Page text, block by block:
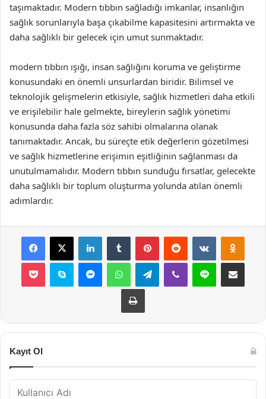
taşımaktadır. Modern tıbbın sağladığı imkanlar, insanlığın
sağlık sorunlarıyla başa çıkabilme kapasitesini artırmakta ve
daha sağlıklı bir gelecek için umut sunmaktadır.
modern tıbbın ışığı, insan sağlığını koruma ve geliştirme
konusundaki en önemli unsurlardan biridir. Bilimsel ve
teknolojik gelişmelerin etkisiyle, sağlık hizmetleri daha etkili
ve erişilebilir hale gelmekte, bireylerin sağlık yönetimi
konusunda daha fazla söz sahibi olmalarına olanak
tanımaktadır. Ancak, bu süreçte etik değerlerin gözetilmesi
ve sağlık hizmetlerine erişimin eşitliğinin sağlanması da
unutulmamalıdır. Modern tıbbın sunduğu fırsatlar, gelecekte
daha sağlıklı bir toplum oluşturma yolunda atılan önemli
adımlardır.
Facebook
X LinkedInTumblr PinterestReddit VKontakte
Pocket Skype MessengerWhatsAppTelegramViber Line E-Posta ile
Yazdır
Kayıt Ol